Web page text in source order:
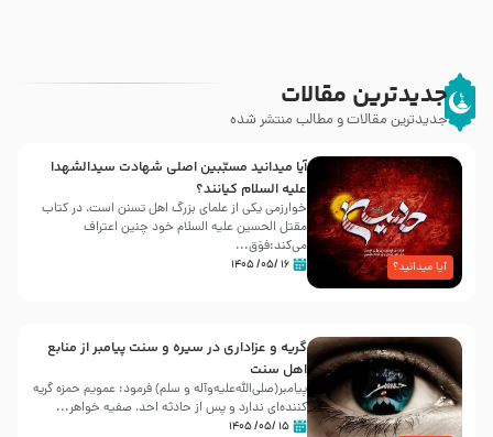
جدیدترین مقالات
جدیدترین مقالات و مطالب منتشر شده
آیا میدانید؟
آیا میدانید مسبّبین اصلی شهادت سیدالشهدا
علیه ‌السلام کیانند؟
خوارزمی یکی از علمای بزرگ اهل تسنن است، در کتاب
مقتل الحسین علیه ‌السلام خود چنین اعتراف
می‌کند:فوَق...
۱۶ /۰۵/ ۱۴۰۵
گریه و عزاداری در سیره و سنت پیامبر از منابع
اهل سنت
پیامبر(صلی‌الله‌علیه‌وآله و سلم) فرمود: عمویم حمزه گریه
کننده‌ای ندارد و پس از حادثه احد، صفیه خواهر...
۱۵ /۰۵/ ۱۴۰۵